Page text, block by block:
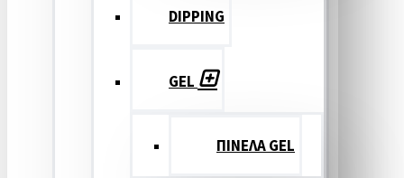
DIPPING
GEL
ΠΙΝΕΛΑ GEL